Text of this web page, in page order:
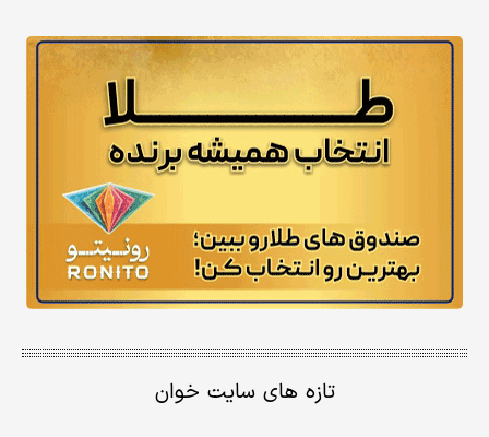
تازه های سایت خوان